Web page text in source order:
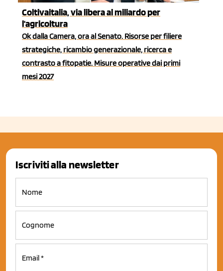
Coltivaitalia, via libera al miliardo per
l'agricoltura
Ok dalla Camera, ora al Senato. Risorse per filiere
strategiche, ricambio generazionale, ricerca e
contrasto a fitopatie. Misure operative dai primi
mesi 2027
Iscriviti alla newsletter